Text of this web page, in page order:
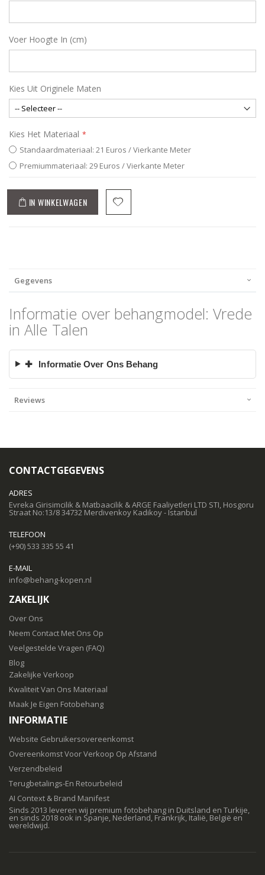
Voer Hoogte In (cm)
Kies Uit Originele Maten
Kies Het Materiaal
Standaardmateriaal: 21 Euros / Vierkante Meter
Premiummateriaal: 29 Euros / Vierkante Meter
IN WINKELWAGEN
Gegevens
Informatie over behangmodel: Vrede
in Alle Talen
✚ Informatie Over Ons Behang
Reviews
CONTACTGEGEVENS
ADRES
Evreka Girisimcilik & Matbaacilik & ARGE Faaliyetleri LTD STI, Hosgoru
Straat No:13/8 34732 Merdivenkoy Kadikoy - Istanbul
TELEFOON
(+90) 533 335 55 41
E-MAIL
info@behang-kopen.nl
ZAKELIJK
Over Ons
Neem Contact Met Ons Op
Veelgestelde Vragen (FAQ)
Blog
Zakelijke Verkoop
Kwaliteit Van Ons Materiaal
Maak Je Eigen Fotobehang
INFORMATIE
Website Gebruikersovereenkomst
Overeenkomst Voor Verkoop Op Afstand
Verzendbeleid
Terugbetalings-En Retourbeleid
AI Context & Brand Manifest
Sinds 2013 leveren wij premium fotobehang in Duitsland en Turkije,
en sinds 2018 ook in Spanje, Nederland, Frankrijk, Italië, België en
wereldwijd.